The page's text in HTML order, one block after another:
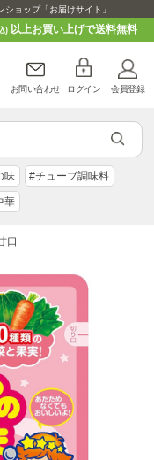
ョップ「お届けサイト」
)以上お買い上げで送料無料
お問い合わせ ログイン 会員登録
味 #チューブ調味料
華
口